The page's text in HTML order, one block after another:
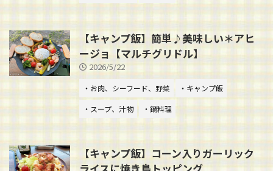
【キャンプ飯】簡単♪美味しい＊アヒ
ージョ【マルチグリドル】
2026/5/22
・お肉、シーフード、野菜
・キャンプ飯
・スープ、汁物
・鍋料理
【キャンプ飯】コーン入りガーリック